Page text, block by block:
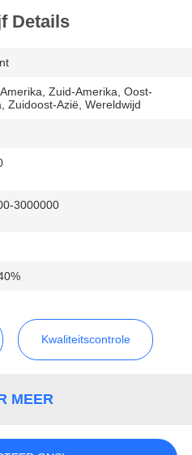
Details
Zuid-Amerika, Oost-
Zuidoost-Azië, Wereldwijd
3000000
Kwaliteitscontrole
MEER